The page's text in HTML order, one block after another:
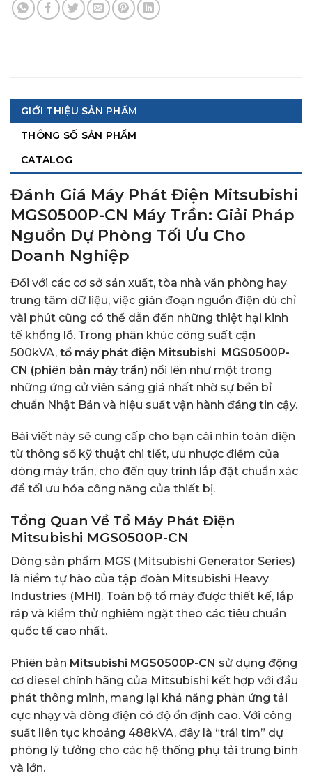
GIỚI THIỆU SẢN PHẨM
THÔNG SỐ SẢN PHẨM
CATALOG
Đánh Giá Máy Phát Điện Mitsubishi
MGS0500P-CN Máy Trần: Giải Pháp
Nguồn Dự Phòng Tối Ưu Cho
Doanh Nghiệp
Đối với các cơ sở sản xuất, tòa nhà văn phòng hay
trung tâm dữ liệu, việc gián đoạn nguồn điện dù chỉ
vài phút cũng có thể dẫn đến những thiệt hại kinh
tế khổng lồ. Trong phân khúc công suất cận
500kVA, tổ máy phát điện Mitsubishi MGS0500P-
CN (phiên bản máy trần) nổi lên như một trong
những ứng cử viên sáng giá nhất nhờ sự bền bỉ
chuẩn Nhật Bản và hiệu suất vận hành đáng tin cậy.
Bài viết này sẽ cung cấp cho bạn cái nhìn toàn diện
từ thông số kỹ thuật chi tiết, ưu nhược điểm của
dòng máy trần, cho đến quy trình lắp đặt chuẩn xác
để tối ưu hóa công năng của thiết bị.
Tổng Quan Về Tổ Máy Phát Điện
Mitsubishi MGS0500P-CN
Dòng sản phẩm MGS (Mitsubishi Generator Series)
là niềm tự hào của tập đoàn Mitsubishi Heavy
Industries (MHI). Toàn bộ tổ máy được thiết kế, lắp
ráp và kiểm thử nghiêm ngặt theo các tiêu chuẩn
quốc tế cao nhất.
Phiên bản Mitsubishi MGS0500P-CN sử dụng động
cơ diesel chính hãng của Mitsubishi kết hợp với đầu
phát thông minh, mang lại khả năng phản ứng tải
cực nhạy và dòng điện có độ ổn định cao. Với công
suất liên tục khoảng 488kVA, đây là “trái tim” dự
phòng lý tưởng cho các hệ thống phụ tải trung bình
và lớn.